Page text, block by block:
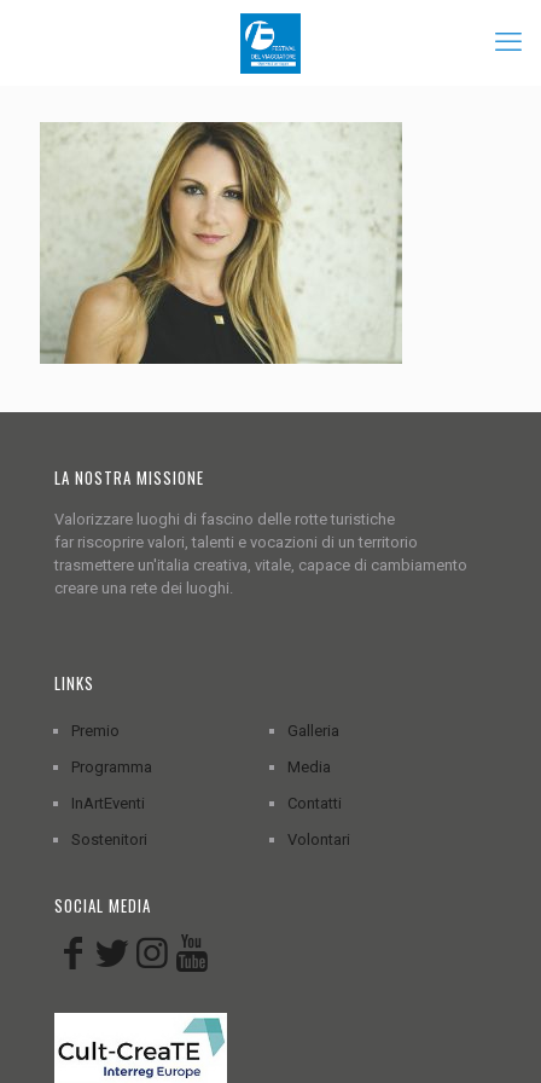
LA NOSTRA MISSIONE
Valorizzare luoghi di fascino delle rotte turistiche
far riscoprire valori, talenti e vocazioni di un territorio
trasmettere un'italia creativa, vitale, capace di cambiamento
creare una rete dei luoghi.
LINKS
Premio
Programma
InArtEventi
Sostenitori
Galleria
Media
Contatti
Volontari
SOCIAL MEDIA